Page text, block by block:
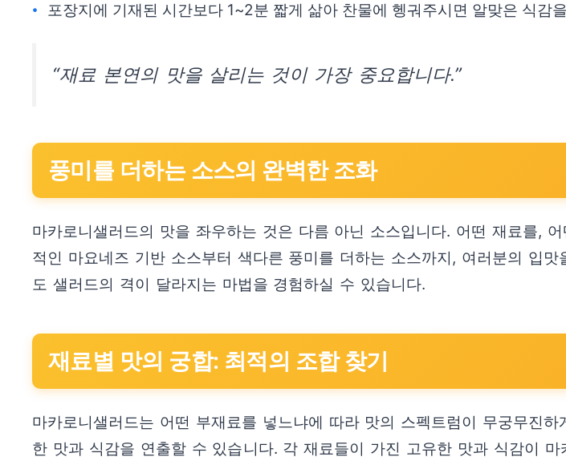
포장지에 기재된 시간보다 1~2분 짧게 삶아 찬물에 헹궈주시면 알맞은 식감
“재료 본연의 맛을 살리는 것이 가장 중요합니다.”
풍미를 더하는 소스의 완벽한 조화
마카로니샐러드의 맛을 좌우하는 것은 다름 아닌 소스입니다. 어떤 재료를,
적인 마요네즈 기반 소스부터 색다른 풍미를 더하는 소스까지, 여러분의 입
도 샐러드의 격이 달라지는 마법을 경험하실 수 있습니다.
재료별 맛의 궁합: 최적의 조합 찾기
마카로니샐러드는 어떤 부재료를 넣느냐에 따라 맛의 스펙트럼이 무궁무진
한 맛과 식감을 연출할 수 있습니다. 각 재료들이 가진 고유한 맛과 식감이